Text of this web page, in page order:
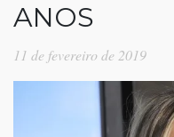
ANOS
11 de fevereiro de 2019